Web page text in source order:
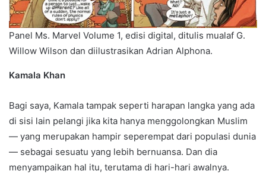
Panel Ms. Marvel Volume 1, edisi digital, ditulis mualaf G.
Willow Wilson dan diilustrasikan Adrian Alphona.
Kamala Khan
Bagi saya, Kamala tampak seperti harapan langka yang ada
di sisi lain pelangi jika kita hanya menggolongkan Muslim
— yang merupakan hampir seperempat dari populasi dunia
— sebagai sesuatu yang lebih bernuansa. Dan dia
menyampaikan hal itu, terutama di hari-hari awalnya.